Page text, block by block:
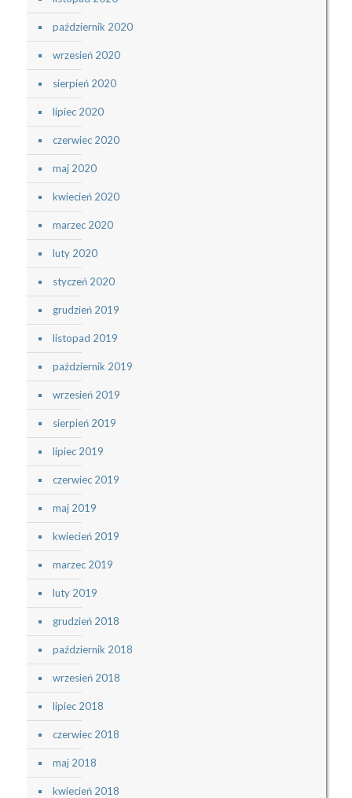
październik 2020
wrzesień 2020
sierpień 2020
lipiec 2020
czerwiec 2020
maj 2020
kwiecień 2020
marzec 2020
luty 2020
styczeń 2020
grudzień 2019
listopad 2019
październik 2019
wrzesień 2019
sierpień 2019
lipiec 2019
czerwiec 2019
maj 2019
kwiecień 2019
marzec 2019
luty 2019
grudzień 2018
październik 2018
wrzesień 2018
lipiec 2018
czerwiec 2018
maj 2018
kwiecień 2018